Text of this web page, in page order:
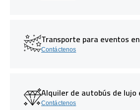
Transporte para eventos
Contáctenos
Alquiler de autobús de lujo
Contáctenos